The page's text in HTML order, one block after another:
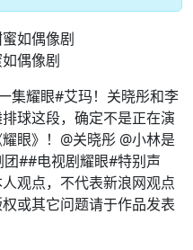
偶像剧
集耀眼#艾玛！关晓彤和李
球这段，确定不是正在演
眼》！@关晓彤 @小林是
##电视剧耀眼#特别声
观点，不代表新浪网观点
或其它问题请于作品发表